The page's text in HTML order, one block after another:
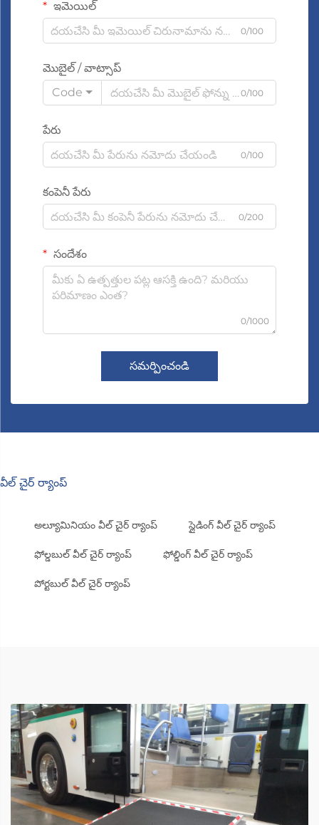
ఇమెయిల్
0/100
మొబైల్ / వాట్సాప్
Code
0/100
పేరు
0/100
కంపెనీ పేరు
0/200
సందేశం
0/1000
సమర్పించండి
వీల్ చైర్ ర్యాంప్
అల్యూమినియం వీల్ చైర్ ర్యాంప్ స్లైడింగ్ వీల్ చైర్ ర్యాంప్
ఫోల్డబుల్ వీల్ చైర్ ర్యాంప్ ఫోల్డింగ్ వీల్ చైర్ ర్యాంప్
పోర్టబుల్ వీల్ చైర్ ర్యాంప్